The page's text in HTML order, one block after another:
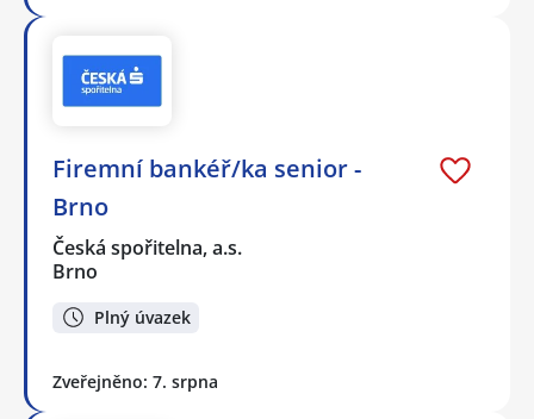
Firemní bankéř/ka senior -
Brno
Česká spořitelna, a.s.
Brno
Plný úvazek
Zveřejněno: 7. srpna